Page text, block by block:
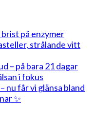
på enzymer
strålande vitt
– på bara 21 dagar
i fokus
nu får vi glänsa bland
✨